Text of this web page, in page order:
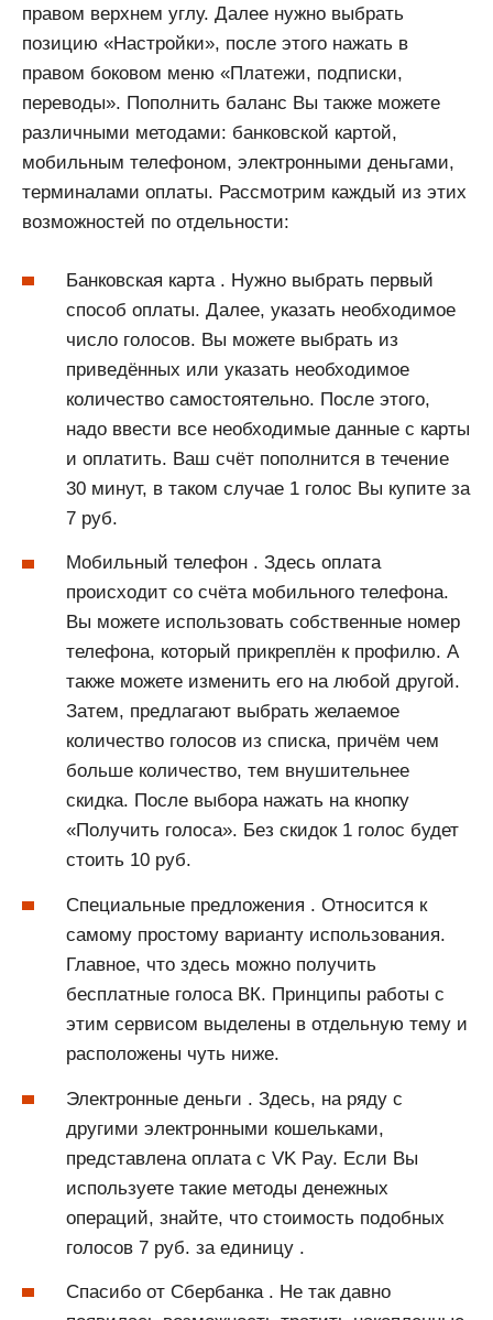
правом верхнем углу. Далее нужно выбрать
позицию «Настройки», после этого нажать в
правом боковом меню «Платежи, подписки,
переводы». Пополнить баланс Вы также можете
различными методами: банковской картой,
мобильным телефоном, электронными деньгами,
терминалами оплаты. Рассмотрим каждый из этих
возможностей по отдельности:
Банковская карта . Нужно выбрать первый
способ оплаты. Далее, указать необходимое
число голосов. Вы можете выбрать из
приведённых или указать необходимое
количество самостоятельно. После этого,
надо ввести все необходимые данные с карты
и оплатить. Ваш счёт пополнится в течение
30 минут, в таком случае 1 голос Вы купите за
7 руб.
Мобильный телефон . Здесь оплата
происходит со счёта мобильного телефона.
Вы можете использовать собственные номер
телефона, который прикреплён к профилю. А
также можете изменить его на любой другой.
Затем, предлагают выбрать желаемое
количество голосов из списка, причём чем
больше количество, тем внушительнее
скидка. После выбора нажать на кнопку
«Получить голоса». Без скидок 1 голос будет
стоить 10 руб.
Специальные предложения . Относится к
самому простому варианту использования.
Главное, что здесь можно получить
бесплатные голоса ВК. Принципы работы с
этим сервисом выделены в отдельную тему и
расположены чуть ниже.
Электронные деньги . Здесь, на ряду с
другими электронными кошельками,
представлена оплата с VK Pay. Если Вы
используете такие методы денежных
операций, знайте, что стоимость подобных
голосов 7 руб. за единицу .
Спасибо от Сбербанка . Не так давно